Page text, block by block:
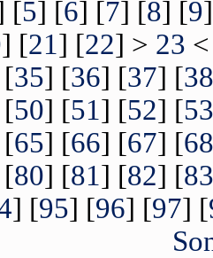
[5] [6] [7] [8] [9
] [21] [22] > 23
35] [36] [37] [38
50] [51] [52] [53
65] [66] [67] [68
80] [81] [82] [83
] [95] [96] [97] [